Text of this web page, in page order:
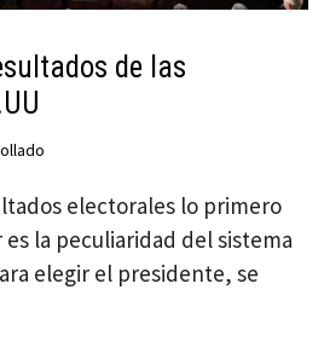
de las
electorales lo primero
la peculiaridad del sistema
elegir el presidente, se